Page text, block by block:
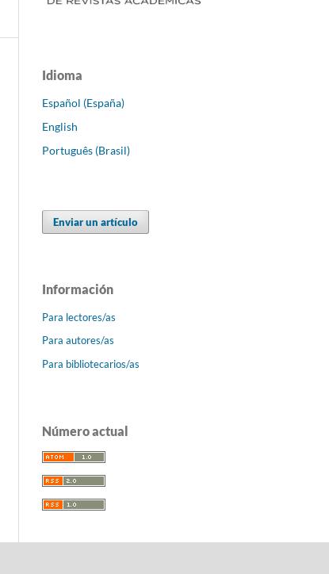
Idioma
Español (España)
English
Português (Brasil)
Enviar un artículo
Información
Para lectores/as
Para autores/as
Para bibliotecarios/as
Número actual